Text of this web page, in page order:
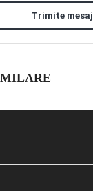
Trimite mesaj